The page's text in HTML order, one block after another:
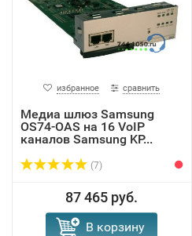
избранное сравнить
Медиа шлюз Samsung
OS74-OAS на 16 VoIP
каналов Samsung KP...
(7)
87 465 руб.
В корзину